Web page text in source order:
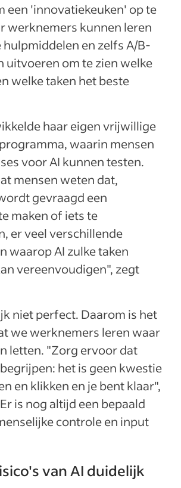
een 'innovatiekeuken' op te
werknemers kunnen leren
en zelfs A/B-
uitvoeren om te zien welke
welke taken het beste
haar eigen vrijwillige
waarin mensen
voor AI kunnen testen.
mensen weten dat,
gevraagd een
maken of iets te
er veel verschillende
waarop AI zulke taken
vereenvoudigen", zegt
niet perfect. Daarom is het
we werknemers leren waar
letten. "Zorg ervoor dat
het is geen kwestie
en klikken en je bent klaar",
is nog altijd een bepaald
controle en input
van AI duidelijk